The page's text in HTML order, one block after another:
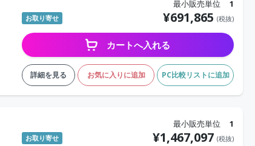
最小販売単位 1
お取り寄せ ¥691,865 (税抜)
カートへ入れる
詳細を見る お気に入りに追加 PC比較リストに追加
最小販売単位 1
お取り寄せ ¥1,467,097 (税抜)